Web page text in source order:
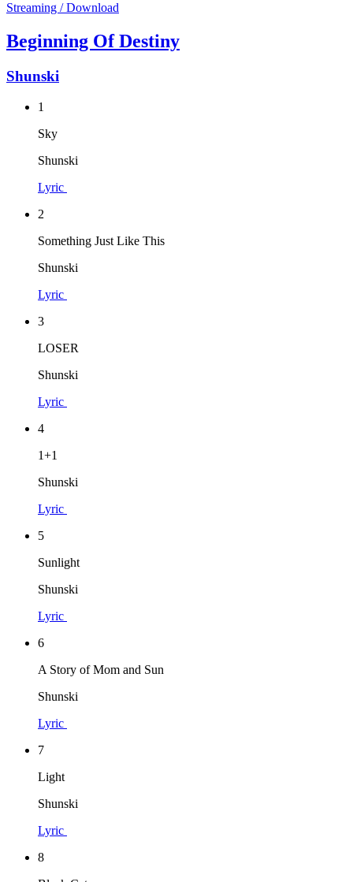
Streaming / Download
Beginning Of Destiny
Shunski
1
Sky
Shunski
Lyric
2
Something Just Like This
Shunski
Lyric
3
LOSER
Shunski
Lyric
4
1+1
Shunski
Lyric
5
Sunlight
Shunski
Lyric
6
A Story of Mom and Sun
Shunski
Lyric
7
Light
Shunski
Lyric
8